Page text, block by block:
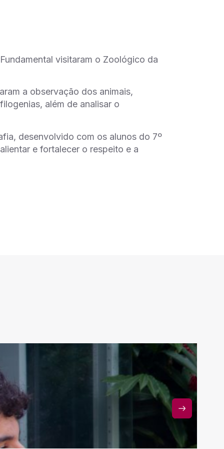
visitaram o Zoológico da
a observação dos animais,
além de analisar o
desenvolvido com os alunos do 7º
e fortalecer o respeito e a